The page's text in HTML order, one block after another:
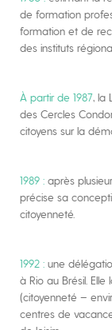
de formation
formation et de
des instituts
À partir de 1987, la
des Cercles
citoyens sur la
1989 : après
précise sa
citoyenneté.
1992 : une
à Rio au Brésil.
(citoyenneté –
centres de